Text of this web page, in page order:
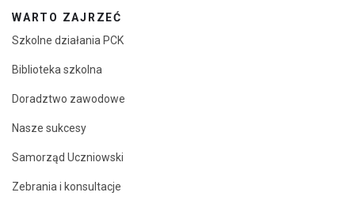
WARTO ZAJRZEĆ
Szkolne działania PCK
Biblioteka szkolna
Doradztwo zawodowe
Nasze sukcesy
Samorząd Uczniowski
Zebrania i konsultacje